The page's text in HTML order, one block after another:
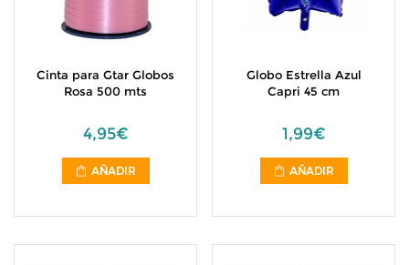
Cinta para Gtar Globos
Rosa 500 mts
4,95€
AÑADIR
Globo Estrella Azul
Capri 45 cm
1,99€
AÑADIR